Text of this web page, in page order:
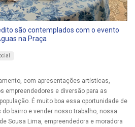
são contemplados com o evento
na Praça
com apresentações artísticas,
empreendedores e diversão para as
É muito boa essa oportunidade de
bairro e vender nosso trabalho, nossa
Sousa Lima, empreendedora e moradora